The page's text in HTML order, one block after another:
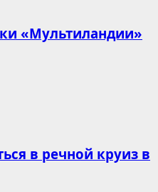
«Мультиландии»
в речной круиз в